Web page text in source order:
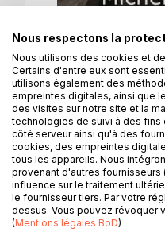
DESCRIPTION
La suite de
une jeune
persécuté de
de l'appui du
lutte par le
Nous respectons la
Nous utilisons des cookies et
Certains d'entre eux sont
utilisons également des
empreintes digitales, ainsi que
des visites sur notre site et la
technologies de suivi à des fins
côté serveur ainsi qu'à des
cookies, des empreintes
tous les appareils. Nous
provenant d'autres
influence sur le traitement
le fournisseur tiers. Par votre
dessus. Vous pouvez révoquer
(Mentions légales BoD)